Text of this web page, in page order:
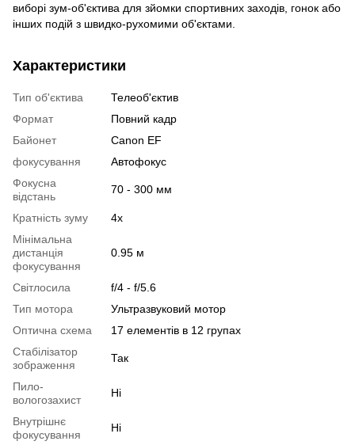
виборі зум-об'єктива для зйомки спортивних заходів, гонок або
інших подій з швидко-рухомими об'єктами.
Характеристики
Тип об'єктива
Телеоб'єктив
Формат
Повний кадр
Байонет
Canon EF
фокусування
Автофокус
Фокусна
відстань
70 - 300 мм
Кратність зуму
4x
Мінімальна
дистанція
фокусування
0.95 м
Світлосила
f/4 - f/5.6
Тип мотора
Ультразвуковий мотор
Оптична схема
17 елементів в 12 групах
Стабілізатор
зображення
Так
Пило-
вологозахист
Ні
Внутрішнє
фокусування
Ні